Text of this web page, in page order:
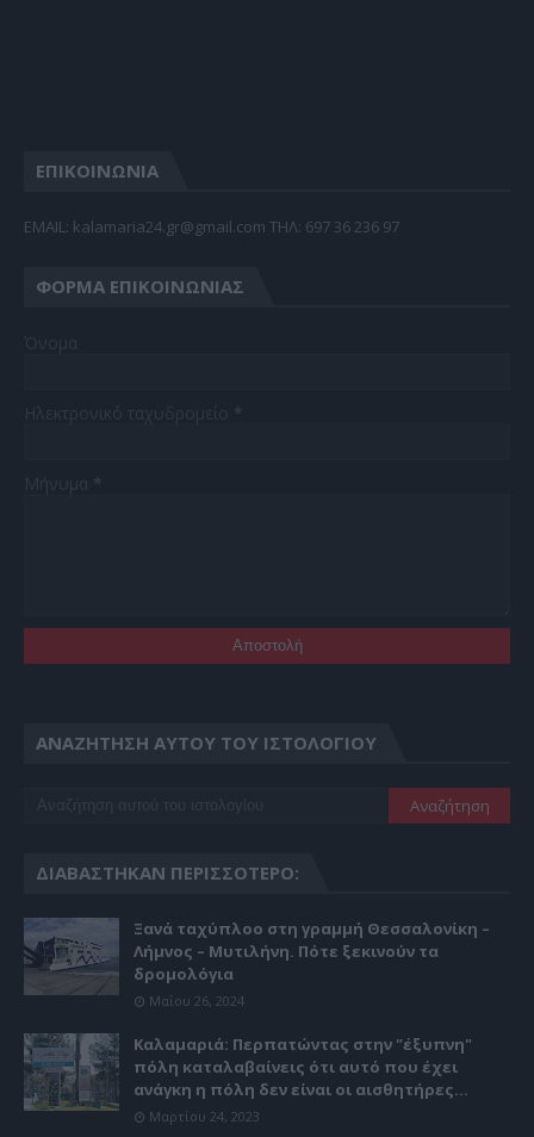
ΕΠΙΚΟΙΝΩΝΙΑ
EMAIL: kalamaria24.gr@gmail.com TΗΛ: 697 36 236 97
ΦΌΡΜΑ ΕΠΙΚΟΙΝΩΝΊΑΣ
ΑΝΑΖΉΤΗΣΗ ΑΥΤΟΎ ΤΟΥ ΙΣΤΟΛΟΓΊΟΥ
ΔΙΑΒΆΣΤΗΚΑΝ ΠΕΡΙΣΣΌΤΕΡΟ:
Ξανά ταχύπλοο στη γραμμή Θεσσαλονίκη –
Λήμνος – Μυτιλήνη. Πότε ξεκινούν τα
δρομολόγια
Μαΐου 26, 2024
Καλαμαριά: Περπατώντας στην "έξυπνη"
πόλη καταλαβαίνεις ότι αυτό που έχει
ανάγκη η πόλη δεν είναι οι αισθητήρες...
Μαρτίου 24, 2023